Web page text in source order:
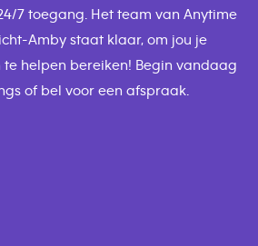
7 toegang. Het team van Anytime
Amby staat klaar, om jou je
te helpen bereiken! Begin vandaag
of bel voor een afspraak.